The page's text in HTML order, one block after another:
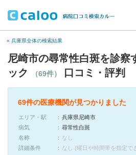
« 兵庫県全体の検索結果
尼崎市の尋常性白斑を診察
ック
（69件） 口コミ・評判
69件の医療機関が見つかりました
エリア・駅
兵庫県尼崎市
病気
尋常性白斑
名称
なし
詳細条件
なし (曜日や時間帯を指定で